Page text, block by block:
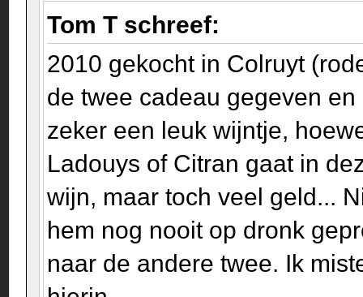
Tom T schreef:
2010 gekocht in Colruyt
de twee cadeau gegeven
zeker een leuk wijntje,
Ladouys of Citran gaat in
wijn, maar toch veel geld...
hem nog nooit op dronk
naar de andere twee. Ik